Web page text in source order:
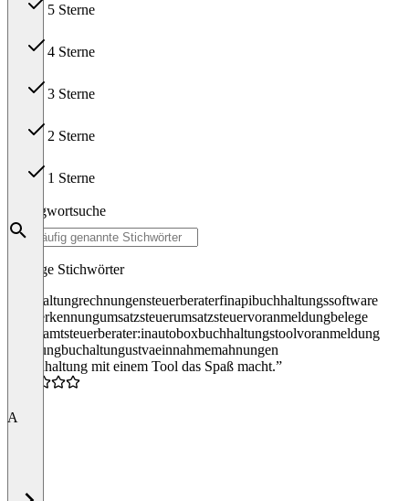
5 Sterne
4 Sterne
3 Sterne
2 Sterne
1 Sterne
Schlagwortsuche
Häufige Stichwörter
buchhaltungrechnungensteuerberaterfinapibuchhaltungssoftware
belegerkennungumsatzsteuerumsatzsteuervoranmeldungbelege
finanzamtsteuerberater:inautoboxbuchhaltungstoolvoranmeldung
rechnungbuchaltungustvaeinnahmemahnungen
“Buchhaltung mit einem Tool das Spaß macht.”
A